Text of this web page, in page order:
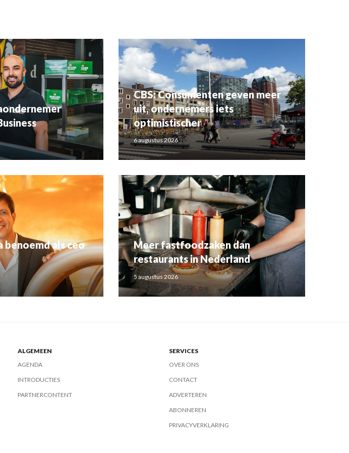
CBS: Consumenten geven meer
uit, ondernemers iets
optimistischer
6 augustus 2026
benoemd als ceo
Meer fastfoodzaken dan
restaurants in Nederland
5 augustus 2026
ALGEMEEN
AGENDA
INTRODUCTIES
PARTNERCONTENT
SERVICES
OVER ONS
CONTACT
ADVERTEREN
ABONNEREN
PRIVACYVERKLARING